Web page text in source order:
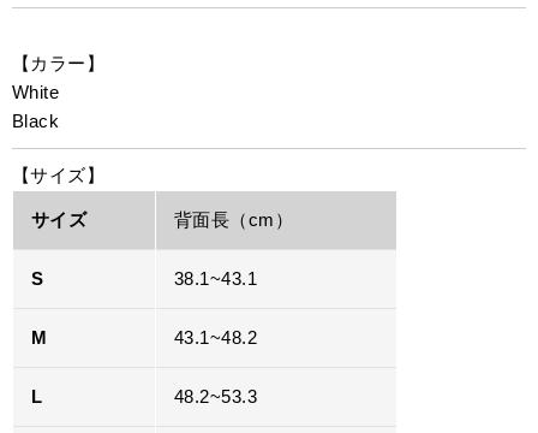
【カラー】
White
Black
【サイズ】
サイズ 背面長（cm）
S 38.1~43.1
M 43.1~48.2
L 48.2~53.3